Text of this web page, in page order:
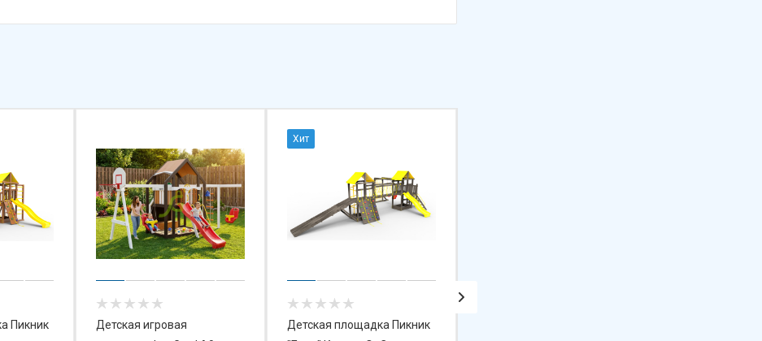
Пикник
Детская игровая
Хит
Детская площадка Пикник